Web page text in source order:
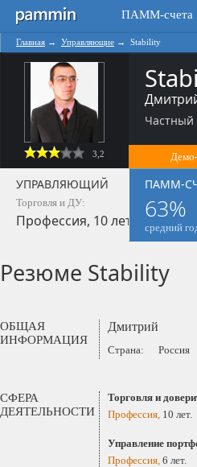
ПАММ-счета
Главная → Управляющие → Stability
3,2
УПРАВЛЯЮЩИЙ
Торговля и ДУ:
Профессия, 10 лет
ПАММ-
63%
средний
Резюме Stability
ОБЩАЯ
ИНФОРМАЦИЯ
Дмитрий
Страна: Россия
СФЕРА
ДЕЯТЕЛЬНОСТИ
Торговля и
Профессия, 10 лет.
Управление
Профессия, 6 лет.